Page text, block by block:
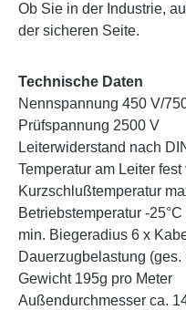
Ob Sie in der Industrie,
der sicheren Seite.
Technische Daten
Nennspannung 450 V/
Prüfspannung 2500 V
Leiterwiderstand nach
Temperatur am Leiter
Kurzschlußtemperatur
Betriebstemperatur -25°C
min. Biegeradius 6 x
Dauerzugbelastung (ges.
Gewicht 195g pro Meter
Außendurchmesser ca.